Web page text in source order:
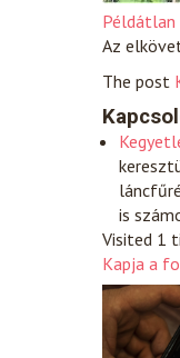
Az
The post
is
Visited 1
Kapja a